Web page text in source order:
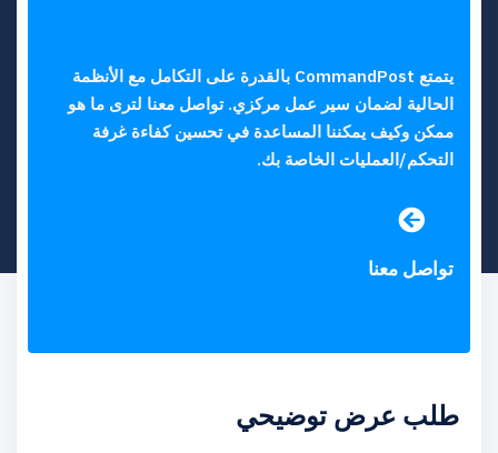
يتمتع CommandPost بالقدرة على التكامل مع الأنظمة
الحالية لضمان سير عمل مركزي. تواصل معنا لترى ما هو
ممكن وكيف يمكننا المساعدة في تحسين كفاءة غرفة
التحكم/العمليات الخاصة بك.
تواصل معنا
طلب عرض توضيحي